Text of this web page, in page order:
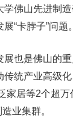
佛山先进制
“卡脖子”问题。
是佛山的重
统产业高级
家居等2个超
业集群。